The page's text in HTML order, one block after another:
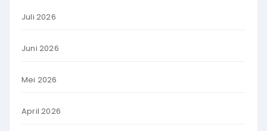
Juli 2026
Juni 2026
Mei 2026
April 2026